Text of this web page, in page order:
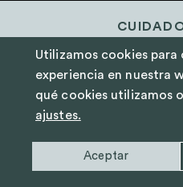
ACEITES
Utilizamos cookies
experiencia en nuestra
qué cookies utilizamos
ajustes.
Aceptar